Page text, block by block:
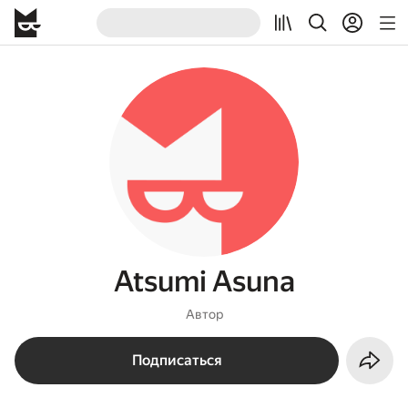
Atsumi Asuna
Автор
Подписаться